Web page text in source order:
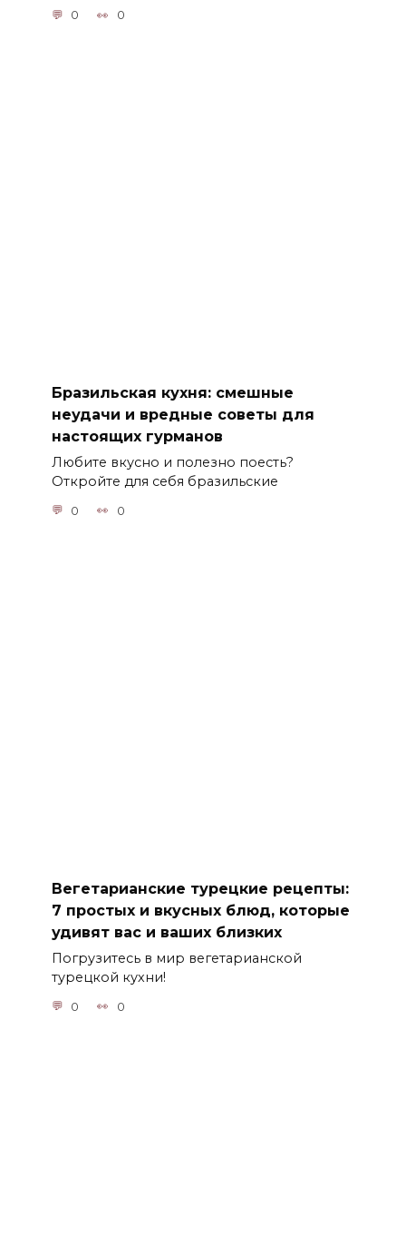
0 0
Бразильская кухня: смешные
неудачи и вредные советы для
настоящих гурманов
Любите вкусно и полезно поесть?
Откройте для себя бразильские
0 0
Вегетарианские турецкие рецепты:
7 простых и вкусных блюд, которые
удивят вас и ваших близких
Погрузитесь в мир вегетарианской
турецкой кухни!
0 0